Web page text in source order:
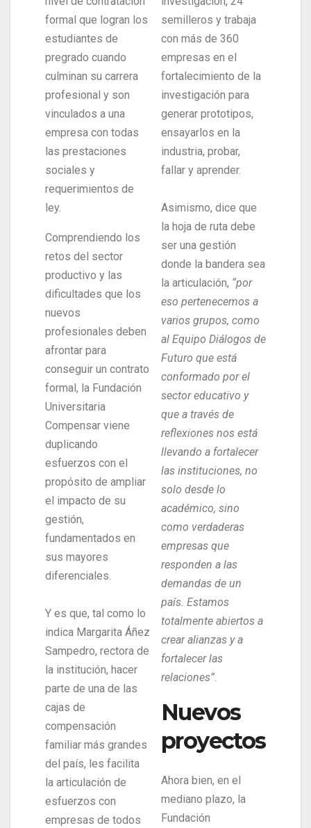
formal que logran los
estudiantes de
pregrado cuando
culminan su carrera
profesional y son
vinculados a una
empresa con todas
las prestaciones
sociales y
requerimientos de
ley.
Comprendiendo los
retos del sector
productivo y las
dificultades que los
nuevos
profesionales deben
afrontar para
conseguir un contrato
formal, la Fundación
Universitaria
Compensar viene
duplicando
esfuerzos con el
propósito de ampliar
el impacto de su
gestión,
fundamentados en
sus mayores
diferenciales.
Y es que, tal como lo
indica Margarita Áñez
Sampedro, rectora de
la institución, hacer
parte de una de las
cajas de
compensación
familiar más grandes
del país, les facilita
la articulación de
esfuerzos con
empresas de todos
semilleros y trabaja
con más de 360
empresas en el
fortalecimiento de la
investigación para
generar prototipos,
ensayarlos en la
industria, probar,
fallar y aprender.
Asimismo, dice que
la hoja de ruta debe
ser una gestión
donde la bandera sea
la articulación, “por
eso pertenecemos a
varios grupos, como
al Equipo Diálogos de
Futuro que está
conformado por el
sector educativo y
que a través de
reflexiones nos está
llevando a fortalecer
las instituciones, no
solo desde lo
académico, sino
como verdaderas
empresas que
responden a las
demandas de un
país. Estamos
totalmente abiertos a
crear alianzas y a
fortalecer las
relaciones”.
Nuevos
proyectos
Ahora bien, en el
mediano plazo, la
Fundación